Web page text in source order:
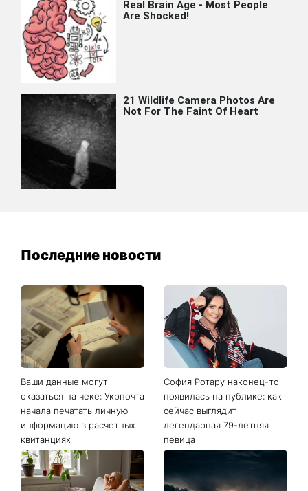
Последние новости
Ваши данные могут
оказаться на чеке: Укрпочта
начала печатать личную
информацию в расчетных
квитанциях
София Ротару наконец-то
появилась на публике: как
сейчас выглядит
легендарная 79-летняя
певица